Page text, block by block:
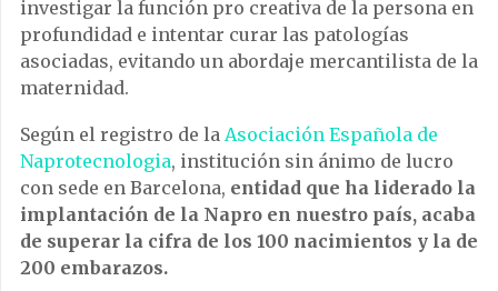
investigar la función pro creativa de la persona en
profundidad e intentar curar las patologías
asociadas, evitando un abordaje mercantilista de la
maternidad.
Según el registro de la Asociación Española de
Naprotecnologia, institución sin ánimo de lucro
con sede en Barcelona, ​​ entidad que ha liderado la
implantación de la Napro en nuestro país, acaba
de superar la cifra de los 100 nacimientos y la de
200 embarazos.